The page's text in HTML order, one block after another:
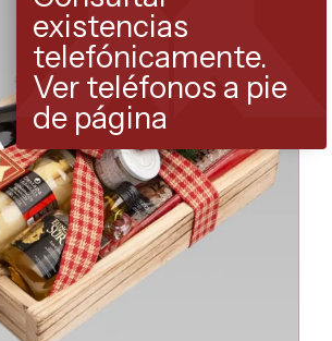
existencias
telefónicamente.
Ver teléfonos a pie
de página